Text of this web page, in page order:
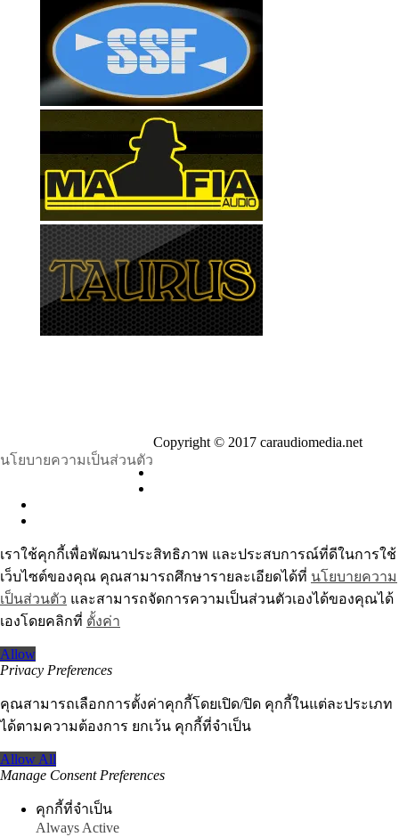
นโยบายความเป็นส่วนตัว
Copyright © 2017 caraudiomedia.net
เราใช้คุกกี้เพื่อพัฒนาประสิทธิภาพ และประสบการณ์ที่ดีในการใช้
เว็บไซต์ของคุณ คุณสามารถศึกษารายละเอียดได้ที่ นโยบายความ
เป็นส่วนตัว และสามารถจัดการความเป็นส่วนตัวเองได้ของคุณได้
เองโดยคลิกที่ ตั้งค่า
Allow
Privacy Preferences
คุณสามารถเลือกการตั้งค่าคุกกี้โดยเปิด/ปิด คุกกี้ในแต่ละประเภท
ได้ตามความต้องการ ยกเว้น คุกกี้ที่จำเป็น
Allow All
Manage Consent Preferences
คุกกี้ที่จำเป็น
Always Active